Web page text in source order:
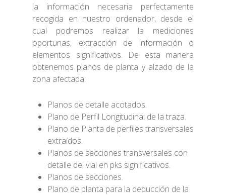
la información necesaria perfectamente
recogida en nuestro ordenador, desde el
cual podremos realizar la mediciones
oportunas, extracción de información o
elementos significativos. De esta manera
obtenemos planos de planta y alzado de la
zona afectada:
Planos de detalle acotados.
Plano de Perfil Longitudinal de la traza.
Plano de Planta de perfiles transversales
extraídos.
Planos de secciones transversales con
detalle del vial en pks significativos.
Planos de secciones.
Plano de planta para la deducción de la